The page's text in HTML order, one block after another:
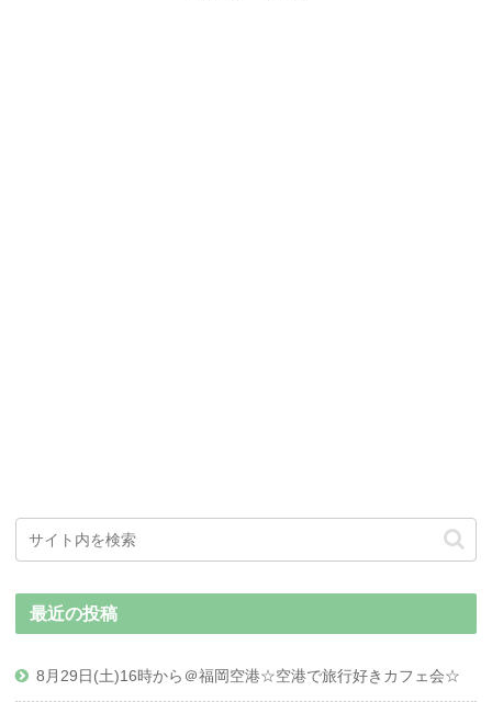
最近の投稿
8月29日(土)16時から＠福岡空港☆空港で旅行好きカフェ会☆